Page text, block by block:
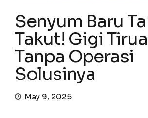
Senyum Baru
Takut! Gigi
Tanpa Operasi
Solusinya
May 9, 2025